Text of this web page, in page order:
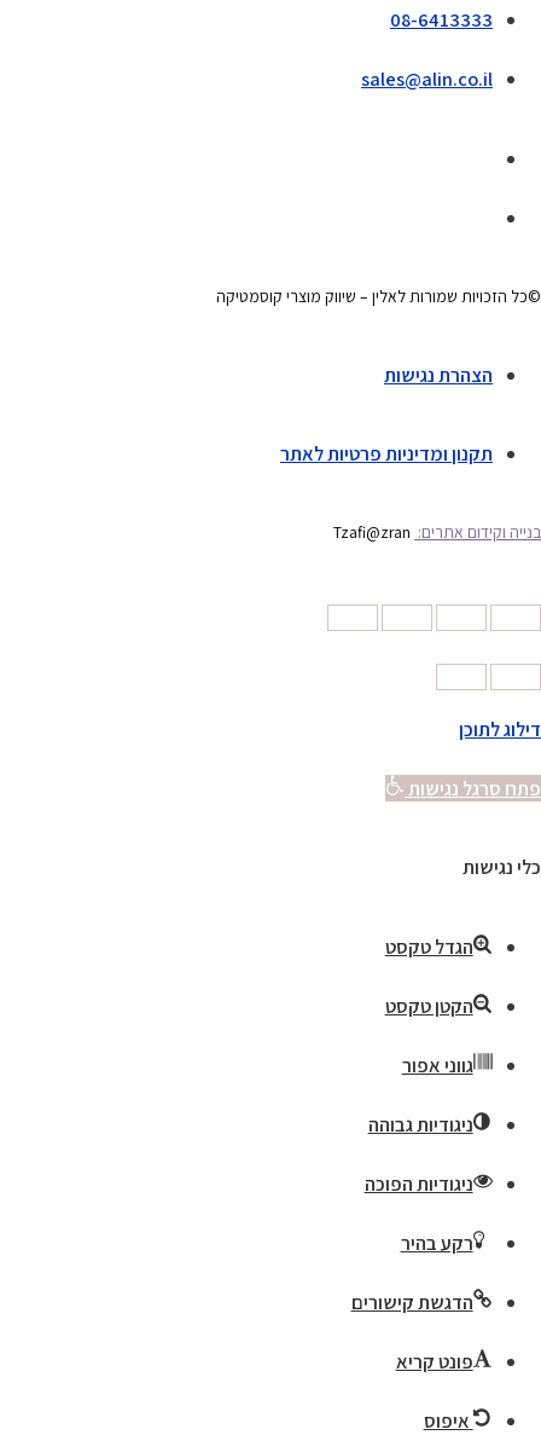
08-6413333
sales@alin.co.il
©כל הזכויות שמורות לאלין – שיווק מוצרי קוסמטיקה
הצהרת נגישות
תקנון ומדיניות פרטיות לאתר
בנייה וקידום אתרים: Tzafi@zran
דילוג לתוכן
פתח סרגל נגישות
כלי נגישות
הגדל טקסט
הקטן טקסט
גווני אפור
ניגודיות גבוהה
ניגודיות הפוכה
רקע בהיר
הדגשת קישורים
פונט קריא
איפוס